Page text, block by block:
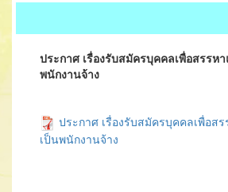
ประกาศ เรื่องรับสมัครบุคคลเพื่อสรรห
พนักงานจ้าง
ประกาศ เรื่องรับสมัครบุคคลเพื่อส
เป็นพนักงานจ้าง